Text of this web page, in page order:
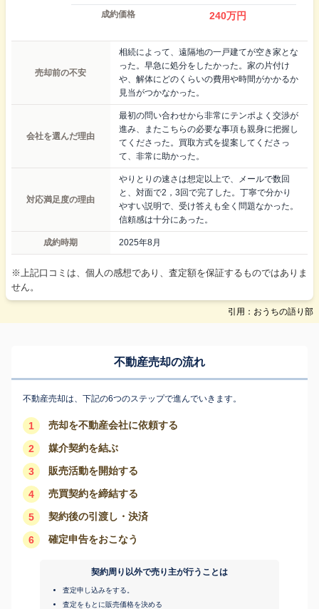
成約価格 240万円
売却前の不安
相続によって、遠隔地の一戸建てが空き家とな
った。早急に処分をしたかった。家の片付け
や、解体にどのくらいの費用や時間がかかるか
見当がつかなかった。
会社を選んだ理由
最初の問い合わせから非常にテンポよく交渉が
進み、またこちらの必要な事項も親身に把握し
てくださった。買取方式を提案してくださっ
て、非常に助かった。
対応満足度の理由
やりとりの速さは想定以上で、メールで数回
と、対面で2，3回で完了した。丁寧で分かり
やすい説明で、受け答えも全く問題なかった。
信頼感は十分にあった。
成約時期 2025年8月
※上記口コミは、個人の感想であり、査定額を保証するものではありま
せん。
引用：おうちの語り部
不動産売却の流れ
不動産売却は、下記の6つのステップで進んでいきます。
1 売却を不動産会社に依頼する
2 媒介契約を結ぶ
3 販売活動を開始する
4 売買契約を締結する
5 契約後の引渡し・決済
6 確定申告をおこなう
契約周り以外で売り主が行うことは
査定申し込みをする。
査定をもとに販売価格を決める